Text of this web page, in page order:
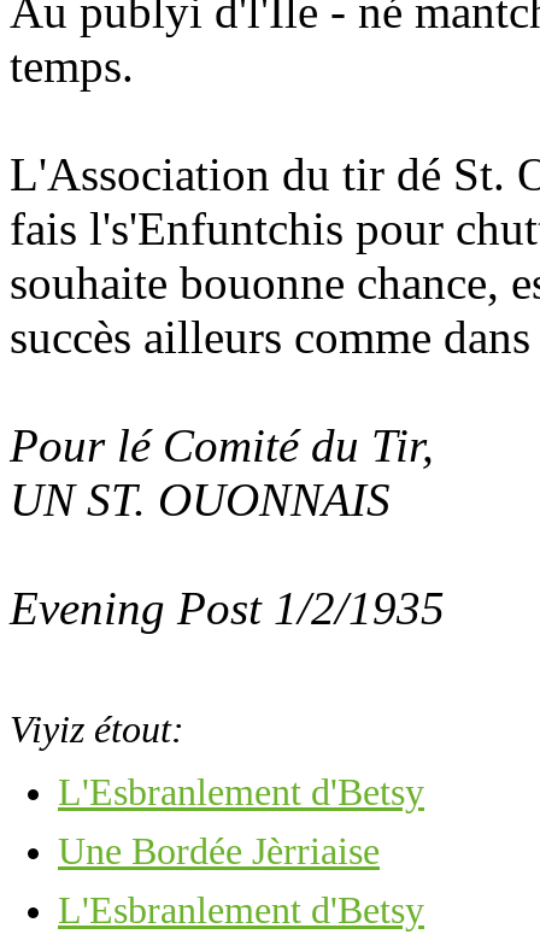
Au publyi d'l'Ile - né
temps.
L'Association du tir dé St.
fais l's'Enfuntchis pour
souhaite bouonne chance,
succès ailleurs comme
Pour lé Comité du Tir,
UN ST. OUONNAIS
Evening Post 1/2/1935
Viyiz étout:
L'Esbranlement d'Betsy
Une Bordée Jèrriaise
L'Esbranlement d'Betsy